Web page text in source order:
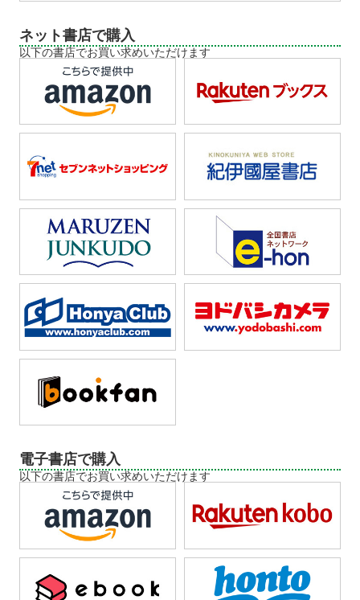
ネット書店で購入
以下の書店でお買い求めいただけます
電子書店で購入
以下の書店でお買い求めいただけます